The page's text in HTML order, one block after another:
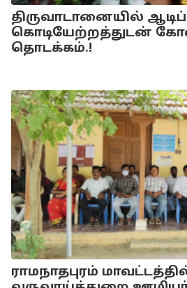
திருவாடானையில் ஆடிப்
கொடியேற்றத்துடன்
தொடக்கம்.!
ராமநாதபுரம்